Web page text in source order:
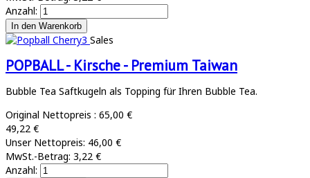
Anzahl:
Sales
POPBALL - Kirsche - Premium Taiwan
Bubble Tea Saftkugeln als Topping für Ihren Bubble Tea.
Original Nettopreis : 65,00 €
49,22 €
Unser Nettopreis: 46,00 €
MwSt.-Betrag: 3,22 €
Anzahl: